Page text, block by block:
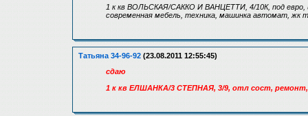
1 к кв ВОЛЬСКАЯ/САККО И ВАНЦЕТТИ, 4/10К, под евро,
современная мебель, техника, машинка автомат, жк
Татьяна 34-96-92 (23.08.2011 12:55:45)
сдаю
1 к кв ЕЛШАНКА/3 СТЕПНАЯ, 3/9, отл сост,